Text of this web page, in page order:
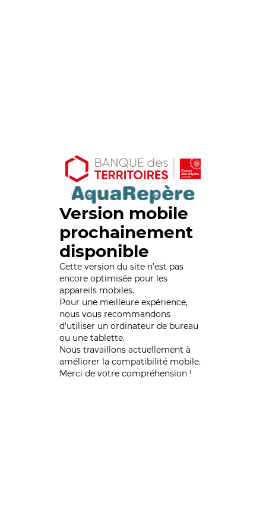
Version mobile
prochainement
disponible
Cette version du site n’est pas
encore optimisée pour les
appareils mobiles.
Pour une meilleure expérience,
nous vous recommandons
d'utiliser un ordinateur de bureau
ou une tablette.
Nous travaillons actuellement à
améliorer la compatibilité mobile.
Merci de votre compréhension !